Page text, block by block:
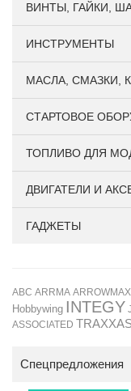
ВИНТЫ, ГАЙКИ,
ИНСТРУМЕНТЫ
МАСЛА, СМАЗКИ,
СТАРТОВОЕ
ТОПЛИВО ДЛЯ
ДВИГАТЕЛИ И
ГАДЖЕТЫ
ABC ARRMA ARROWMAX
Hobbywing INTEGY
ASSOCIATED
Спецпредложения